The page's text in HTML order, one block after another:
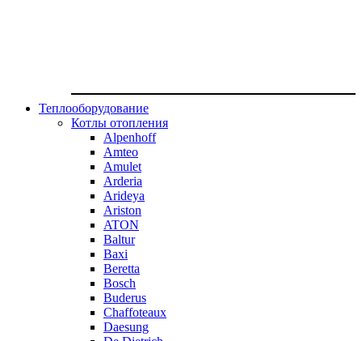
Теплооборудование
Котлы отопления
Alpenhoff
Amteo
Amulet
Arderia
Arideya
Ariston
ATON
Baltur
Baxi
Beretta
Bosch
Buderus
Chaffoteaux
Daesung